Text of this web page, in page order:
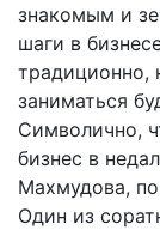
знакомым и
шаги в
традиционно,
заниматься
Символично,
бизнес в
Махмудова,
Один из